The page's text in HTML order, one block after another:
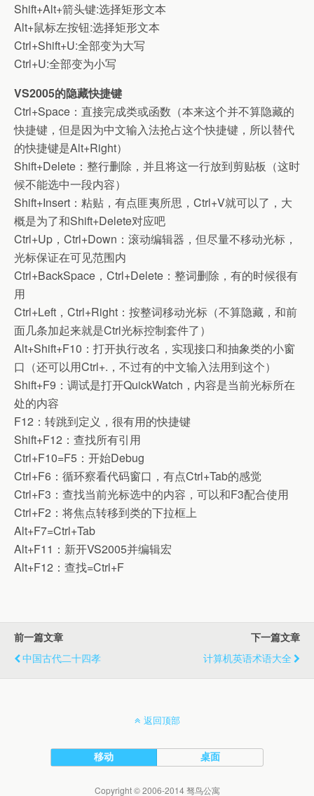
Shift+Alt+箭头键:选择矩形文本
Alt+鼠标左按钮:选择矩形文本
Ctrl+Shift+U:全部变为大写
Ctrl+U:全部变为小写
VS2005的隐藏快捷键
Ctrl+Space：直接完成类或函数（本来这个并不算隐藏的
快捷键，但是因为中文输入法抢占这个快捷键，所以替代
的快捷键是Alt+Right）
Shift+Delete：整行删除，并且将这一行放到剪贴板（这时
候不能选中一段内容）
Shift+Insert：粘贴，有点匪夷所思，Ctrl+V就可以了，大
概是为了和Shift+Delete对应吧
Ctrl+Up，Ctrl+Down：滚动编辑器，但尽量不移动光标，
光标保证在可见范围内
Ctrl+BackSpace，Ctrl+Delete：整词删除，有的时候很有
用
Ctrl+Left，Ctrl+Right：按整词移动光标（不算隐藏，和前
面几条加起来就是Ctrl光标控制套件了）
Alt+Shift+F10：打开执行改名，实现接口和抽象类的小窗
口（还可以用Ctrl+.，不过有的中文输入法用到这个）
Shift+F9：调试是打开QuickWatch，内容是当前光标所在
处的内容
F12：转跳到定义，很有用的快捷键
Shift+F12：查找所有引用
Ctrl+F10=F5：开始Debug
Ctrl+F6：循环察看代码窗口，有点Ctrl+Tab的感觉
Ctrl+F3：查找当前光标选中的内容，可以和F3配合使用
Ctrl+F2：将焦点转移到类的下拉框上
Alt+F7=Ctrl+Tab
Alt+F11：新开VS2005并编辑宏
Alt+F12：查找=Ctrl+F
前一篇文章
中国古代二十四孝
下一篇文章
计算机英语术语大全
返回顶部
移动 桌面
Copyright © 2006-2014 驽鸟公寓